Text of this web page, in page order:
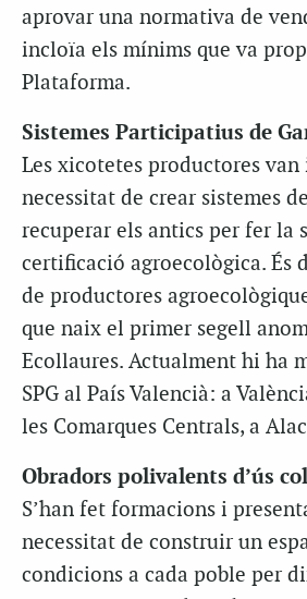
aprovar una normativa de
incloïa els mínims que va
Plataforma.
Sistemes Participatius de
Les xicotetes productores
necessitat de crear sistemes
recuperar els antics per fer la
certificació agroecològica. És
de productores
que naix el primer segell
Ecollaures. Actualment hi ha
SPG al País Valencià: a
les Comarques Centrals, a
Obradors polivalents d’ús
S’han fet formacions i
necessitat de construir un
condicions a cada poble per